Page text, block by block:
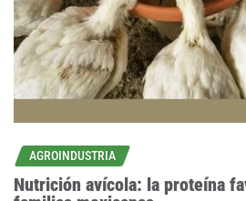
AGROINDUSTRIA
Nutrición avícola: la proteína